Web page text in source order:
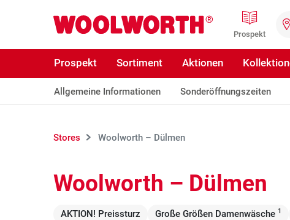
Woolworth GmbH Prospekt
Prospekt Sortiment Aktionen
Allgemeine Informationen Sonderöffnungszeiten
Stores Woolworth – Dülmen
Woolworth – Dülmen
AKTION! Preissturz Große Größen Damenwäsche 1